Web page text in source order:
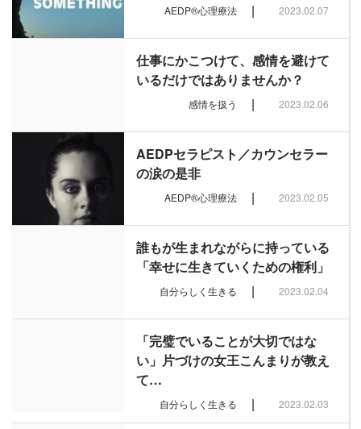
AEDP®︎心理療法 | 2023.02.07
仕事にかこつけて、感情を避けて
いるだけではありませんか？
感情を扱う | 2023.02.06
AEDPセラピスト／カウンセラー
の涙の是非
AEDP®︎心理療法 | 2023.02.05
誰もが生まれながらに持っている
「幸せに生きていくための権利」
自分らしく生きる | 2023.02.04
「完璧でいることが大切ではな
い」片づけの女王こんまりが教え
て…
自分らしく生きる | 2023.02.03